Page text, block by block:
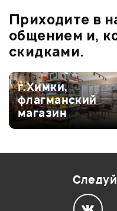
Оценка5
Оценка4
Оценка3
Приходите в
общением и,
скидками.
г.Химки,
флагманский
магазин